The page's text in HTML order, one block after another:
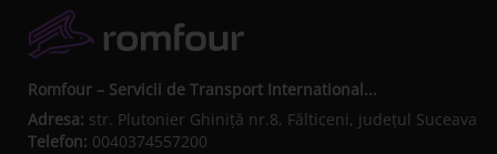
Romfour – Servicii de Transport International...
Adresa: str. Plutonier Ghiniţă nr.8, Fălticeni, judeţul Suceava
Telefon: 0040374557200